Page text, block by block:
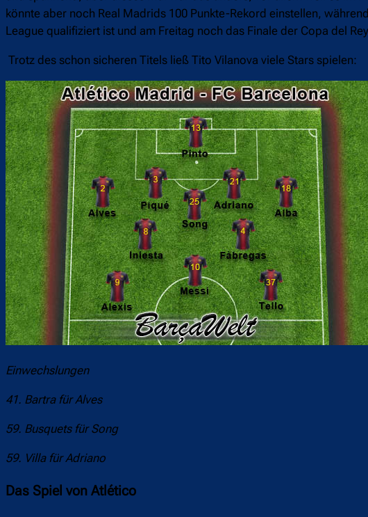
könnte aber noch Real Madrids 100 Punkte-Rekord einstellen,
League qualifiziert ist und am Freitag noch das Finale der Copa del
Trotz des schon sicheren Titels ließ Tito Vilanova viele Stars spielen:
Einwechslungen
41. Bartra für Alves
59. Busquets für Song
59. Villa für Adriano
Das Spiel von Atlético